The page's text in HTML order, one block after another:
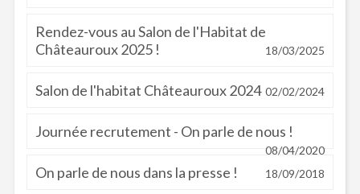
Rendez-vous au Salon de l'Habitat de
Châteauroux 2025 !
18/03/2025
Salon de l'habitat Châteauroux 2024 02/02/2024
Journée recrutement - On parle de nous !
08/04/2020
On parle de nous dans la presse ! 18/09/2018